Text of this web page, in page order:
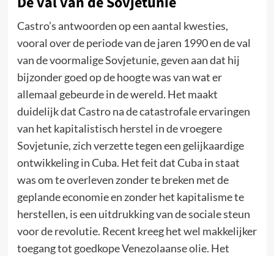
Castro’s antwoorden op een aantal kwesties,
vooral over de periode van de jaren 1990 en de val
van de voormalige Sovjetunie, geven aan dat hij
bijzonder goed op de hoogte was van wat er
allemaal gebeurde in de wereld. Het maakt
duidelijk dat Castro na de catastrofale ervaringen
van het kapitalistisch herstel in de vroegere
Sovjetunie, zich verzette tegen een gelijkaardige
ontwikkeling in Cuba. Het feit dat Cuba in staat
was om te overleven zonder te breken met de
geplande economie en zonder het kapitalisme te
herstellen, is een uitdrukking van de sociale steun
voor de revolutie. Recent kreeg het wel makkelijker
toegang tot goedkope Venezolaanse olie. Het